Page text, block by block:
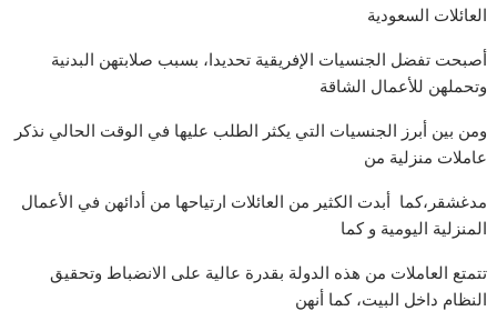
العائلات السعودية
أصبحت تفضل الجنسيات الإفريقية تحديدا، بسبب صلابتهن البدنية
وتحملهن للأعمال الشاقة
ومن بين أبرز الجنسيات التي يكثر الطلب عليها في الوقت الحالي نذكر
عاملات منزلية من
مدغشقر،كما أبدت الكثير من العائلات ارتياحها من أدائهن في الأعمال
المنزلية اليومية و كما
تتمتع العاملات من هذه الدولة بقدرة عالية على الانضباط وتحقيق
النظام داخل البيت، كما أنهن